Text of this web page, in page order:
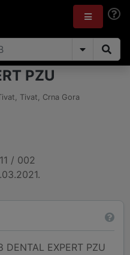
PZU
Tivat, Crna Gora
/ 002
DENTAL EXPERT PZU